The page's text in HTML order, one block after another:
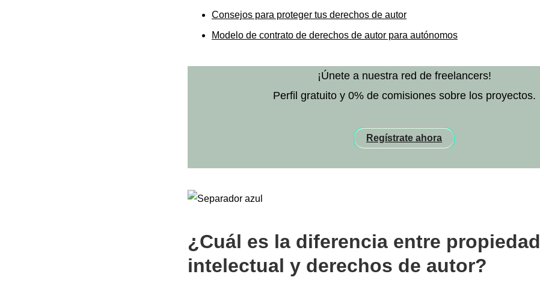
Consejos para proteger tus derechos de autor
Modelo de contrato de derechos de autor para autónomos
¡Únete a nuestra red de freelancers!
Perfil gratuito y 0% de comisiones sobre los proyectos.
Regístrate ahora
¿Cuál es la diferencia entre propiedad
intelectual y derechos de autor?